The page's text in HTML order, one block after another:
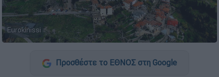
Eurokinissi
Προσθέστε το ΕΘΝΟΣ στη Google